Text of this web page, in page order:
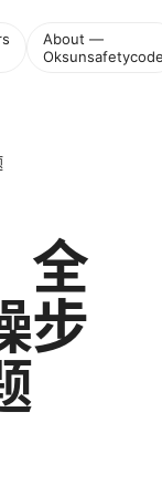
About —
全
步